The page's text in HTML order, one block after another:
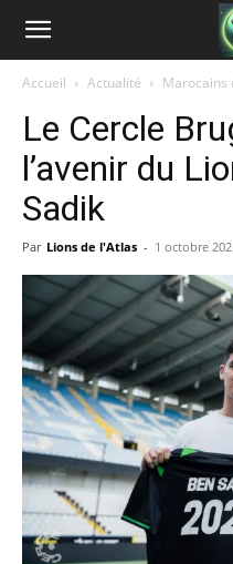
Accueil Actualité Marocains
Le Cercle
l’avenir du
Sadik
Par Lions de l'Atlas - 1 octobre